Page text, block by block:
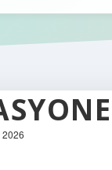
2026